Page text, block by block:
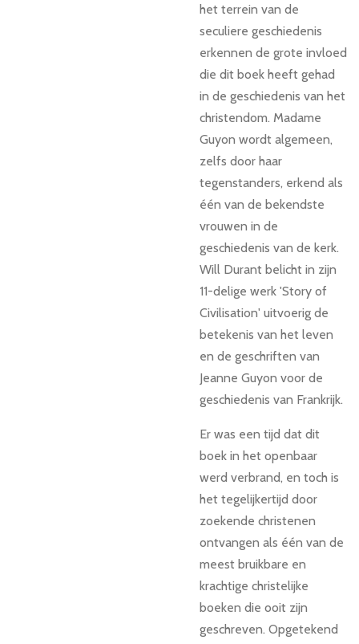
het terrein van de
seculiere geschiedenis
erkennen de grote invloed
die dit boek heeft gehad
in de geschiedenis van het
christendom. Madame
Guyon wordt algemeen,
zelfs door haar
tegenstanders, erkend als
één van de bekendste
vrouwen in de
geschiedenis van de kerk.
Will Durant belicht in zijn
11-delige werk 'Story of
Civilisation' uitvoerig de
betekenis van het leven
en de geschriften van
Jeanne Guyon voor de
geschiedenis van Frankrijk.
Er was een tijd dat dit
boek in het openbaar
werd verbrand, en toch is
het tegelijkertijd door
zoekende christenen
ontvangen als één van de
meest bruikbare en
krachtige christelijke
boeken die ooit zijn
geschreven. Opgetekend